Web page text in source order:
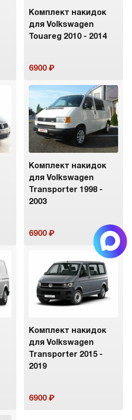
Комплект накидок
для Volkswagen
Touareg 2010 - 2014
6900
Комплект накидок
для Volkswagen
Transporter 1998 -
2003
6900
Комплект накидок
для Volkswagen
Transporter 2015 -
2019
6900